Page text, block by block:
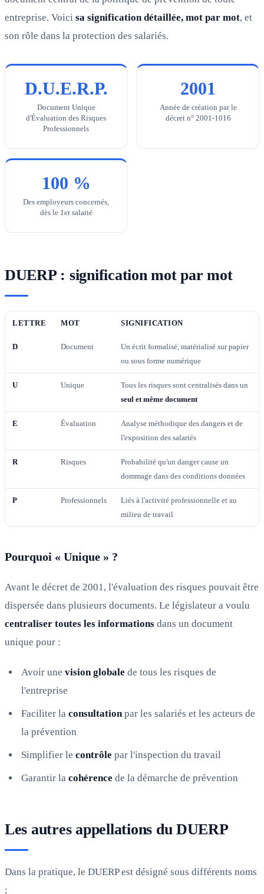
entreprise. Voici sa signification détaillée, mot par mot, et
son rôle dans la protection des salariés.
D.U.E.R.P.
Document Unique
d'Évaluation des Risques
Professionnels
2001
Année de création par le
décret n° 2001-1016
100 %
Des employeurs concernés,
dès le 1er salarié
DUERP : signification mot par mot
LETTRE MOT SIGNIFICATION
D Document
Un écrit formalisé, matérialisé sur papier
ou sous forme numérique
U Unique
Tous les risques sont centralisés dans un
seul et même document
E Évaluation
Analyse méthodique des dangers et de
l'exposition des salariés
R Risques
Probabilité qu'un danger cause un
dommage dans des conditions données
P Professionnels
Liés à l'activité professionnelle et au
milieu de travail
Pourquoi « Unique » ?
Avant le décret de 2001, l'évaluation des risques pouvait être
dispersée dans plusieurs documents. Le législateur a voulu
centraliser toutes les informations dans un document
unique pour :
Avoir une vision globale de tous les risques de
l'entreprise
Faciliter la consultationpar les salariés et les acteurs de
la prévention
Simplifier le contrôle par l'inspection du travail
Garantir la cohérence de la démarche de prévention
Les autres appellations du DUERP
Dans la pratique, le DUERP est désigné sous différents noms
: